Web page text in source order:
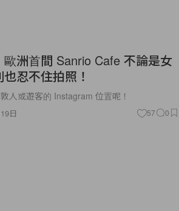
洲首間 Sanrio Cafe 不論是女
忍不住拍照！
人或遊客的 Instagram 位置呢！
日 57 0